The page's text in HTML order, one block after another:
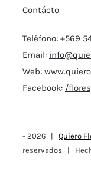
Contácto
Teléfono: +569
Email:
Web:
Facebook: /
- 2026 | Quiero
reservados |